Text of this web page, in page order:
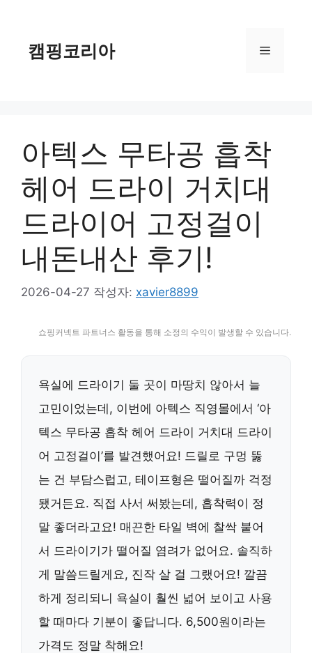
캠핑코리아 메
아텍스 무타공 흡착
헤어 드라이 거치대
드라이어 고정걸이
내돈내산 후기!
2026-04-27 작성자: xavier8899
쇼핑커넥트 파트너스 활동을 통해 소정의 수익이 발생할 수 있습니다.
욕실에 드라이기 둘 곳이 마땅치 않아서 늘
고민이었는데, 이번에 아텍스 직영몰에서 ‘아
텍스 무타공 흡착 헤어 드라이 거치대 드라이
어 고정걸이’를 발견했어요! 드릴로 구멍 뚫
는 건 부담스럽고, 테이프형은 떨어질까 걱정
됐거든요. 직접 사서 써봤는데, 흡착력이 정
말 좋더라고요! 매끈한 타일 벽에 찰싹 붙어
서 드라이기가 떨어질 염려가 없어요. 솔직하
게 말씀드릴게요, 진작 살 걸 그랬어요! 깔끔
하게 정리되니 욕실이 훨씬 넓어 보이고 사용
할 때마다 기분이 좋답니다. 6,500원이라는
가격도 정말 착해요!